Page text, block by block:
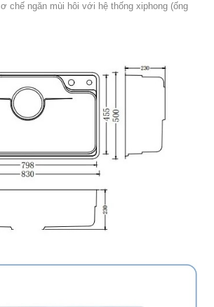
chế ngăn mùi hôi với hệ thống xiphong (ống